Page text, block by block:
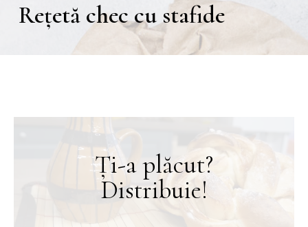
Rețetă chec cu stafide
Ți-a plăcut?
Distribuie!